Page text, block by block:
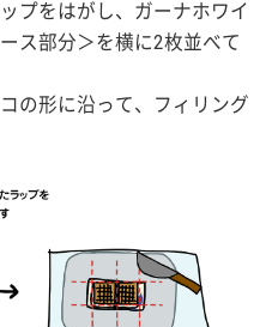
プをはがし、ガーナホワイ
ス部分＞を横に2枚並べて
の形に沿って、フィリング